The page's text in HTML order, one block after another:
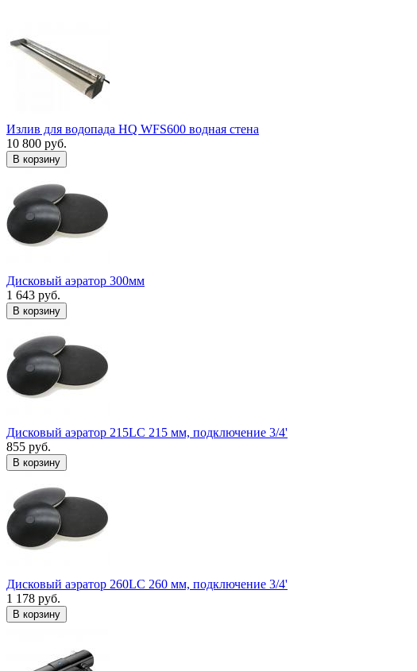
Излив для водопада HQ WFS600 водная стена
10 800 руб.
В корзину
Дисковый аэратор 300мм
1 643 руб.
В корзину
Дисковый аэратор 215LC 215 мм, подключение 3/4'
855 руб.
В корзину
Дисковый аэратор 260LC 260 мм, подключение 3/4'
1 178 руб.
В корзину